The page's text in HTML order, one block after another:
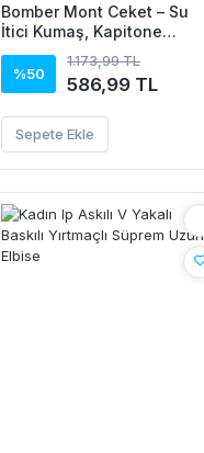
Bomber Mont Ceket – Su
İtici Kumaş, Kapitone
Astarlı, Fermuarlı, Kışlık -
Haki
%50
1.173,99 TL
586,99 TL
Sepete Ekle